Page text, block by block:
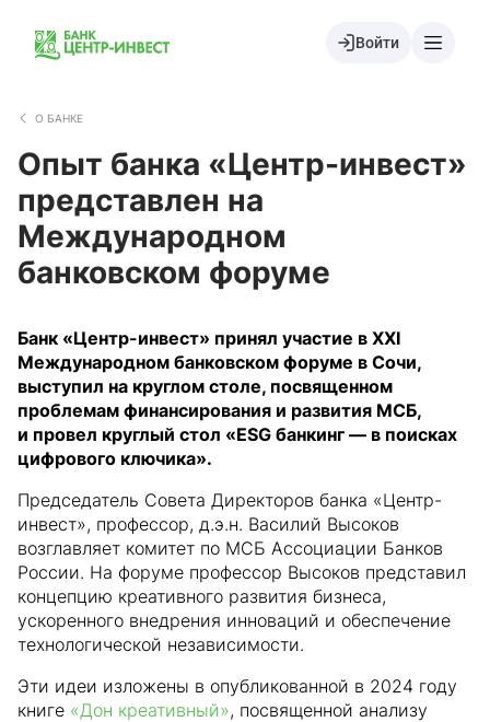
Войти
О БАНКЕ
Опыт банка «Центр-инвест»
представлен на
Международном
банковском форуме
Банк «Центр-инвест» принял участие в XXI
Международном банковском форуме в Сочи,
выступил на круглом столе, посвященном
проблемам финансирования и развития МСБ,
и провел круглый стол «ESG банкинг — в поисках
цифрового ключика».
Председатель Совета Директоров банка «Центр-
инвест», профессор, д.э.н. Василий Высоков
возглавляет комитет по МСБ Ассоциации Банков
России. На форуме профессор Высоков представил
концепцию креативного развития бизнеса,
ускоренного внедрения инноваций и обеспечение
технологической независимости.
Эти идеи изложены в опубликованной в 2024 году
книге «Дон креативный», посвященной анализу